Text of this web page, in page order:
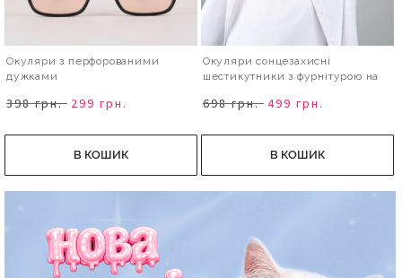
Окуляри з перфорованими
дужками
398 грн. 299 грн.
В КОШИК
Окуляри сонцезахисні
шестикутники з фурнітурою на
698 грн. 499 грн.
В КОШИК